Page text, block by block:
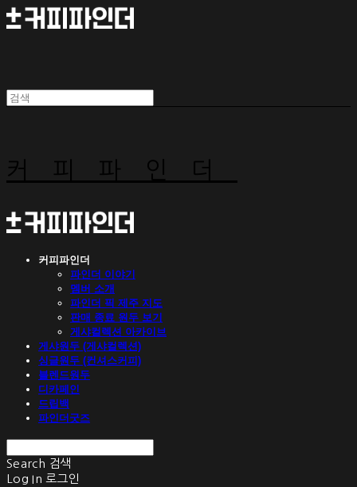
커피파인더
커피파인더
파인더 이야기
멤버 소개
파인더 픽 제주 지도
판매 종료 원두 보기
게샤컬렉션 아카이브
게샤원두 (게샤컬렉션)
싱글원두 (컨셔스커피)
블렌드원두
디카페인
드립백
파인더굿즈
Search 검색
Log In 로그인